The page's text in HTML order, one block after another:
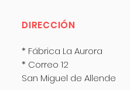
DIRECCIÓN
* Fábrica La Aurora
* Correo 12
San Miguel de Allende